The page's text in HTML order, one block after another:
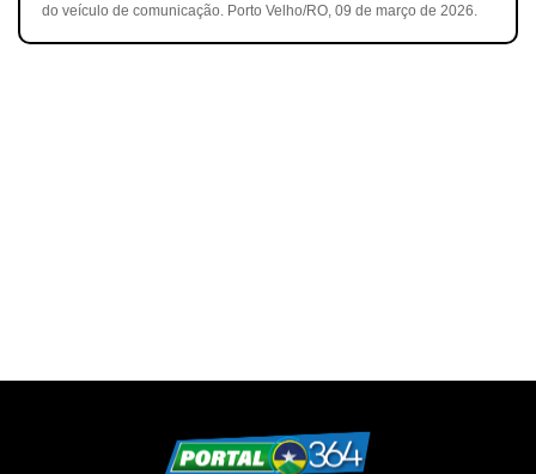
do veículo de comunicação. Porto Velho/RO, 09 de março de 2026.